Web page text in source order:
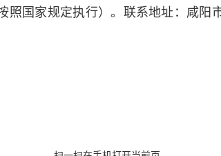
国家规定执行）。联系地址：咸阳